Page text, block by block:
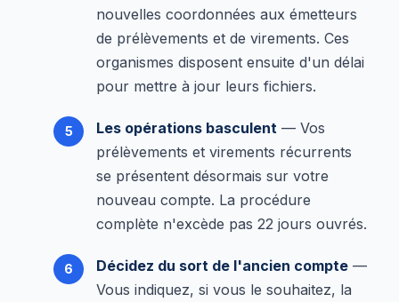
nouvelles coordonnées aux émetteurs
de prélèvements et de virements. Ces
organismes disposent ensuite d'un délai
pour mettre à jour leurs fichiers.
Les opérations basculent — Vos
prélèvements et virements récurrents
se présentent désormais sur votre
nouveau compte. La procédure
complète n'excède pas 22 jours ouvrés.
Décidez du sort de l'ancien compte —
Vous indiquez, si vous le souhaitez, la